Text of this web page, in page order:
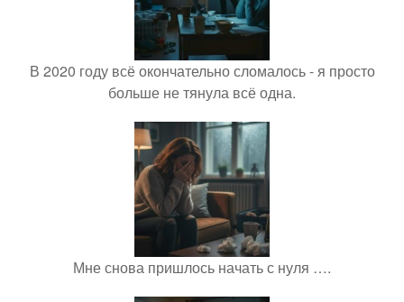
В 2020 году всё окончательно сломалось - я просто
больше не тянула всё одна.
Мне снова пришлось начать с нуля ….